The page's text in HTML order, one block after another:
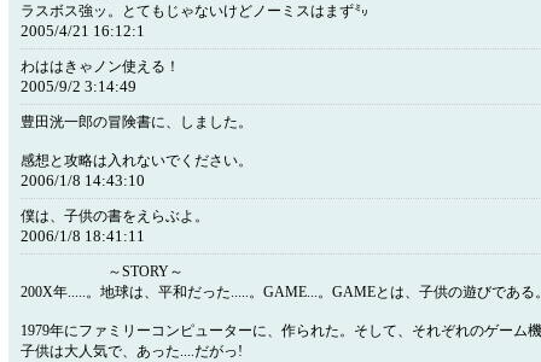
ラスボス強ッ。とてもじゃないけどノーミスはまず㍉
2005/4/21 16:12:1
わははきゃノン使える！
2005/9/2 3:14:49
豊田洸一郎の冒険書に、しました。
感想と攻略は入れないでください。
2006/1/8 14:43:10
僕は、子供の書をえらぶよ。
2006/1/8 18:41:11
～STORY～
200X年.....。地球は、平和だった.....。GAME...。GAMEとは、子供の遊びである。
1979年にファミリーコンピューターに、作られた。そして、それぞれのゲーム
子供は大人気で、あった....だがっ!